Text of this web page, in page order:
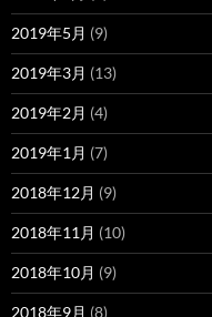
2019年5月 (9)
2019年3月 (13)
2019年2月 (4)
2019年1月 (7)
2018年12月 (9)
2018年11月 (10)
2018年10月 (9)
2018年9月 (8)